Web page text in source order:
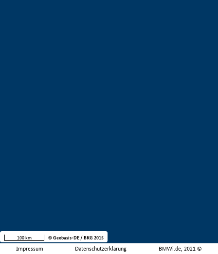
Impressum Datenschutzerklärung BMWi.de, 2021 ©
100 km © Geobasis-DE / BKG 2015